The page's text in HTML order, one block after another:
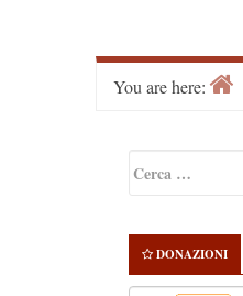
You are here:
Sidebar
per:
DONAZIONI